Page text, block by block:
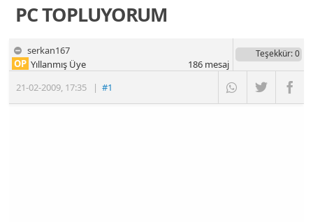
PC TOPLUYORUM
serkan167
21-02-2009, 17:35 |#1
OP Yıllanmış Üye
Teşekkür: 0
186mesaj